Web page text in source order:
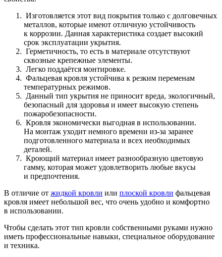
Изготовляется этот вид покрытия только с долговечных
металлов, которые имеют отличную устойчивость
к коррозии. Данная характеристика создает высокий
срок эксплуатации укрытия.
Герметичность, то есть в материале отсутствуют
сквозные крепежные элементы.
Легко поддаётся монтировке.
Фальцевая кровля устойчива к резким переменам
температурных режимов.
Данный тип укрытия не приносит вреда, экологичный,
безопасный для здоровья и имеет высокую степень
пожаробезопасности.
Кровля экономически выгодная в использовании.
На монтаж уходит немного времени из-за заранее
подготовленного материала и всех необходимых
деталей.
Кроющий материал имеет разнообразную цветовую
гамму, которая может удовлетворить любые вкусы
и предпочтения.
В отличие от жидкой кровли или плоской кровли фальцевая
кровля имеет небольшой вес, что очень удобно и комфортно
в использовании.
Чтобы сделать этот тип кровли собственными руками нужно
иметь профессиональные навыки, специальное оборудование
и техника.